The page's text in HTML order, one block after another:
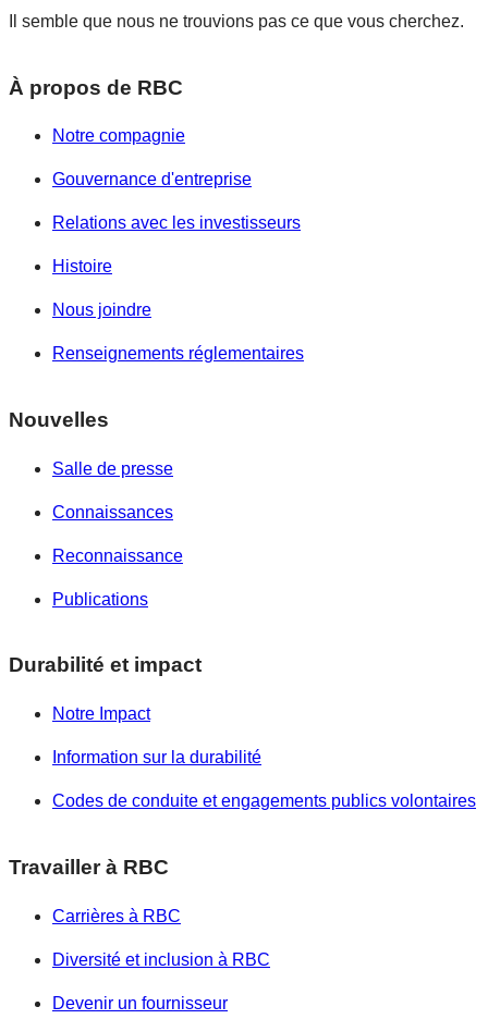
Il semble que nous ne trouvions pas ce que vous cherchez.
À propos de RBC
Notre compagnie
Gouvernance d'entreprise
Relations avec les investisseurs
Histoire
Nous joindre
Renseignements réglementaires
Nouvelles
Salle de presse
Connaissances
Reconnaissance
Publications
Durabilité et impact
Notre Impact
Information sur la durabilité
Codes de conduite et engagements publics volontaires
Travailler à RBC
Carrières à RBC
Diversité et inclusion à RBC
Devenir un fournisseur